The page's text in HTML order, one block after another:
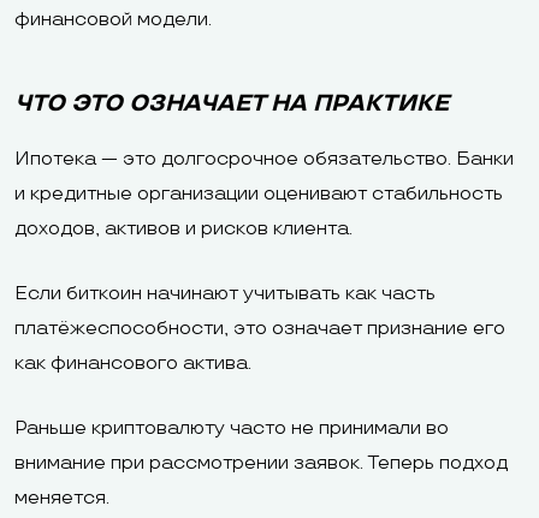
финансовой модели.
ЧТО ЭТО ОЗНАЧАЕТ НА ПРАКТИКЕ
Ипотека — это долгосрочное обязательство. Банки
и кредитные организации оценивают стабильность
доходов, активов и рисков клиента.
Если биткоин начинают учитывать как часть
платёжеспособности, это означает признание его
как финансового актива.
Раньше криптовалюту часто не принимали во
внимание при рассмотрении заявок. Теперь подход
меняется.